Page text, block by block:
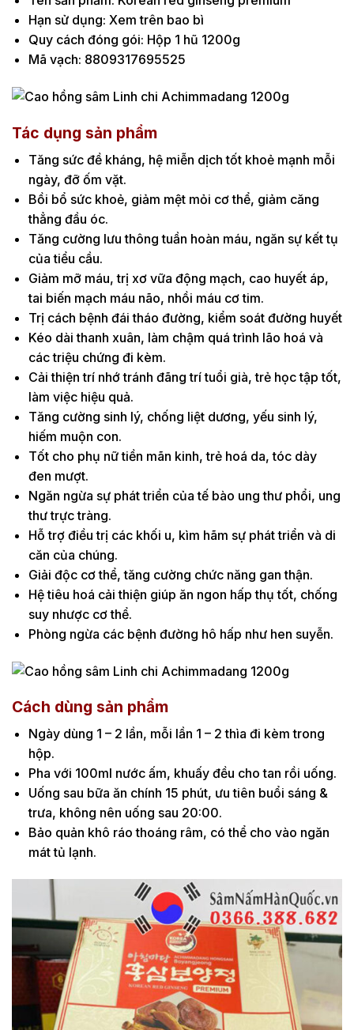
Hạn sử dụng: Xem trên bao bì
Quy cách đóng gói: Hộp 1 hũ 1200g
Mã vạch: 8809317695525
Tác dụng sản phẩm
Tăng sức đề kháng, hệ miễn dịch tốt khoẻ mạnh mỗi
ngày, đỡ ốm vặt.
Bồi bổ sức khoẻ, giảm mệt mỏi cơ thể, giảm căng
thẳng đầu óc.
Tăng cường lưu thông tuần hoàn máu, ngăn sự kết tụ
của tiểu cầu.
Giảm mỡ máu, trị xơ vữa động mạch, cao huyết áp,
tai biến mạch máu não, nhồi máu cơ tim.
Trị cách bệnh đái tháo đường, kiểm soát đường huyết
Kéo dài thanh xuân, làm chậm quá trình lão hoá và
các triệu chứng đi kèm.
Cải thiện trí nhớ tránh đãng trí tuổi già, trẻ học tập tốt,
làm việc hiệu quả.
Tăng cường sinh lý, chống liệt dương, yếu sinh lý,
hiếm muộn con.
Tốt cho phụ nữ tiền mãn kinh, trẻ hoá da, tóc dày
đen mượt.
Ngăn ngừa sự phát triển của tế bào ung thư phổi, ung
thư trực tràng.
Hỗ trợ điều trị các khối u, kìm hãm sự phát triển và di
căn của chúng.
Giải độc cơ thể, tăng cường chức năng gan thận.
Hệ tiêu hoá cải thiện giúp ăn ngon hấp thụ tốt, chống
suy nhược cơ thể.
Phòng ngừa các bệnh đường hô hấp như hen suyễn.
Cách dùng sản phẩm
Ngày dùng 1 – 2 lần, mỗi lần 1 – 2 thìa đi kèm trong
hộp.
Pha với 100ml nước ấm, khuấy đều cho tan rồi uống.
Uống sau bữa ăn chính 15 phút, ưu tiên buổi sáng &
trưa, không nên uống sau 20:00.
Bảo quản khô ráo thoáng râm, có thể cho vào ngăn
mát tủ lạnh.